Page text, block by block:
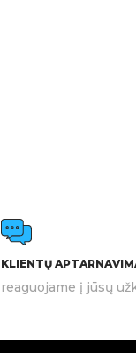
KLIENTŲ
reaguojame į jūsų